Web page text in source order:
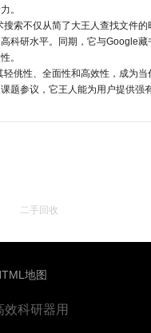
。
索不仅从简了大王人查找文件的
科研水平。同期，它与Google藏
。
佻性、全面性和高效性，成为当
题参议，它王人能为用户提供强
二手回收
地图
科研器用